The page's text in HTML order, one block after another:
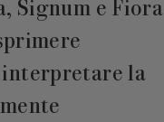
Signum e Fiora
interpretare la